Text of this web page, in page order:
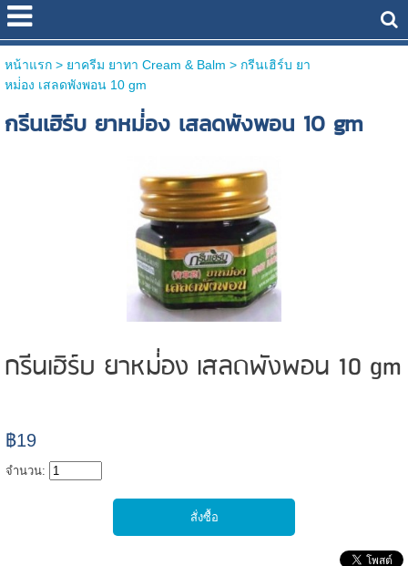
หน้าแรก> ยาครีม ยาทา Cream & Balm > กรีนเฮิร์บ ยา
หม่่อง เสลดพังพอน 10 gm
กรีนเฮิร์บ ยาหม่่อง เสลดพังพอน 10 gm
กรีนเฮิร์บ ยาหม่่อง เสลดพังพอน 10 gm
฿19
จำนวน: